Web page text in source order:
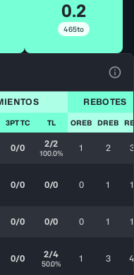
0.2
465to
REBOTES
3PT TC TL OREB DREB
0/0 2/2
100.0% 1 2 3
0/0 0/0 0 1 1
0/0 0/0 0 1 1
0/0 2/4
50.0% 1 3 4